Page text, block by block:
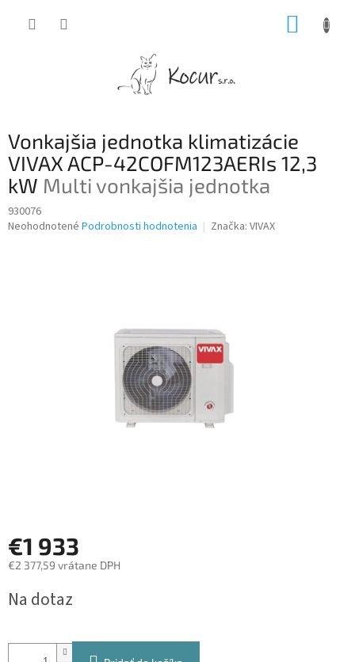
Vonkajšia jednotka klimatizácie
VIVAX ACP-42COFM123AERIs 12,3
kW Multi vonkajšia jednotka
930076
Priemerné
Neohodnotené Podrobnosti hodnotenia Značka: VIVAX
€1 933
€2 377,59 vrátane DPH
cena:
Na dotaz